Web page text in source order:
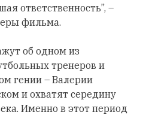
ответственность”, –
фильма.
об одном из
тренеров и
гении – Валерии
и охватят середину
Именно в этот период